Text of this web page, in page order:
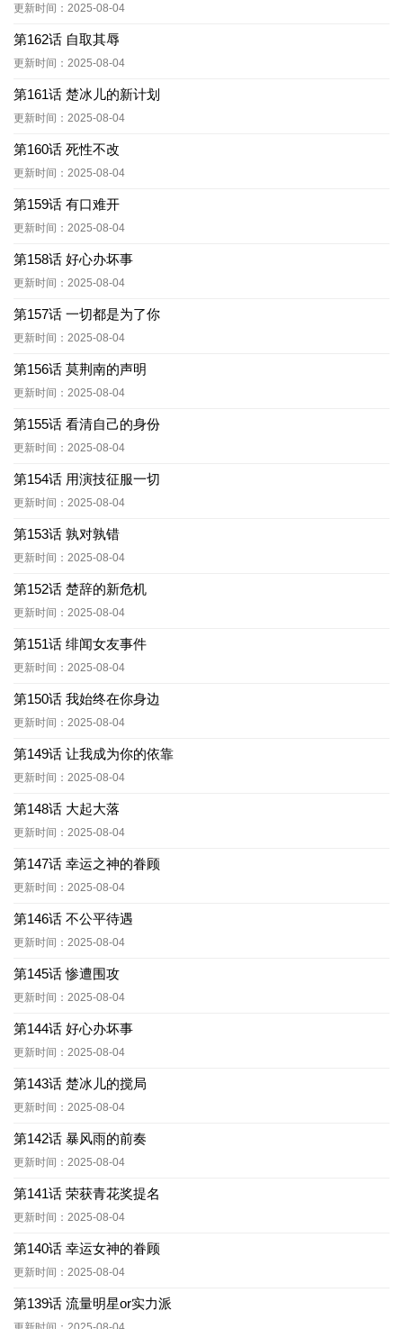
更新时间：2025-08-04
第162话 自取其辱
更新时间：2025-08-04
第161话 楚冰儿的新计划
更新时间：2025-08-04
第160话 死性不改
更新时间：2025-08-04
第159话 有口难开
更新时间：2025-08-04
第158话 好心办坏事
更新时间：2025-08-04
第157话 一切都是为了你
更新时间：2025-08-04
第156话 莫荆南的声明
更新时间：2025-08-04
第155话 看清自己的身份
更新时间：2025-08-04
第154话 用演技征服一切
更新时间：2025-08-04
第153话 孰对孰错
更新时间：2025-08-04
第152话 楚辞的新危机
更新时间：2025-08-04
第151话 绯闻女友事件
更新时间：2025-08-04
第150话 我始终在你身边
更新时间：2025-08-04
第149话 让我成为你的依靠
更新时间：2025-08-04
第148话 大起大落
更新时间：2025-08-04
第147话 幸运之神的眷顾
更新时间：2025-08-04
第146话 不公平待遇
更新时间：2025-08-04
第145话 惨遭围攻
更新时间：2025-08-04
第144话 好心办坏事
更新时间：2025-08-04
第143话 楚冰儿的搅局
更新时间：2025-08-04
第142话 暴风雨的前奏
更新时间：2025-08-04
第141话 荣获青花奖提名
更新时间：2025-08-04
第140话 幸运女神的眷顾
更新时间：2025-08-04
第139话 流量明星or实力派